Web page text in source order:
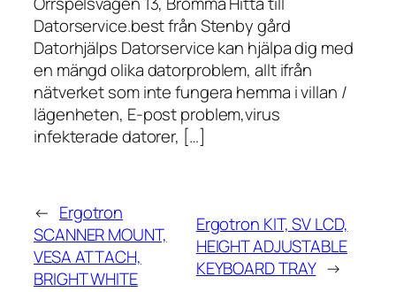
Datorservice.best från Stenby gård
Datorhjälps Datorservice kan hjälpa dig med
en mängd olika datorproblem, allt ifrån
nätverket som inte fungera hemma i villan /
lägenheten, E-post problem,virus
infekterade datorer, […]
← Ergotron
SCANNER MOUNT,
VESA ATTACH,
BRIGHT WHITE
Ergotron KIT, SV LCD,
HEIGHT ADJUSTABLE
KEYBOARD TRAY →